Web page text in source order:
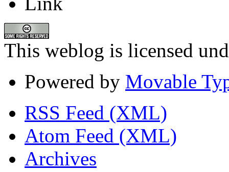
This weblog is licensed
Powered by Movable
RSS Feed (XML)
Atom Feed (XML)
Archives